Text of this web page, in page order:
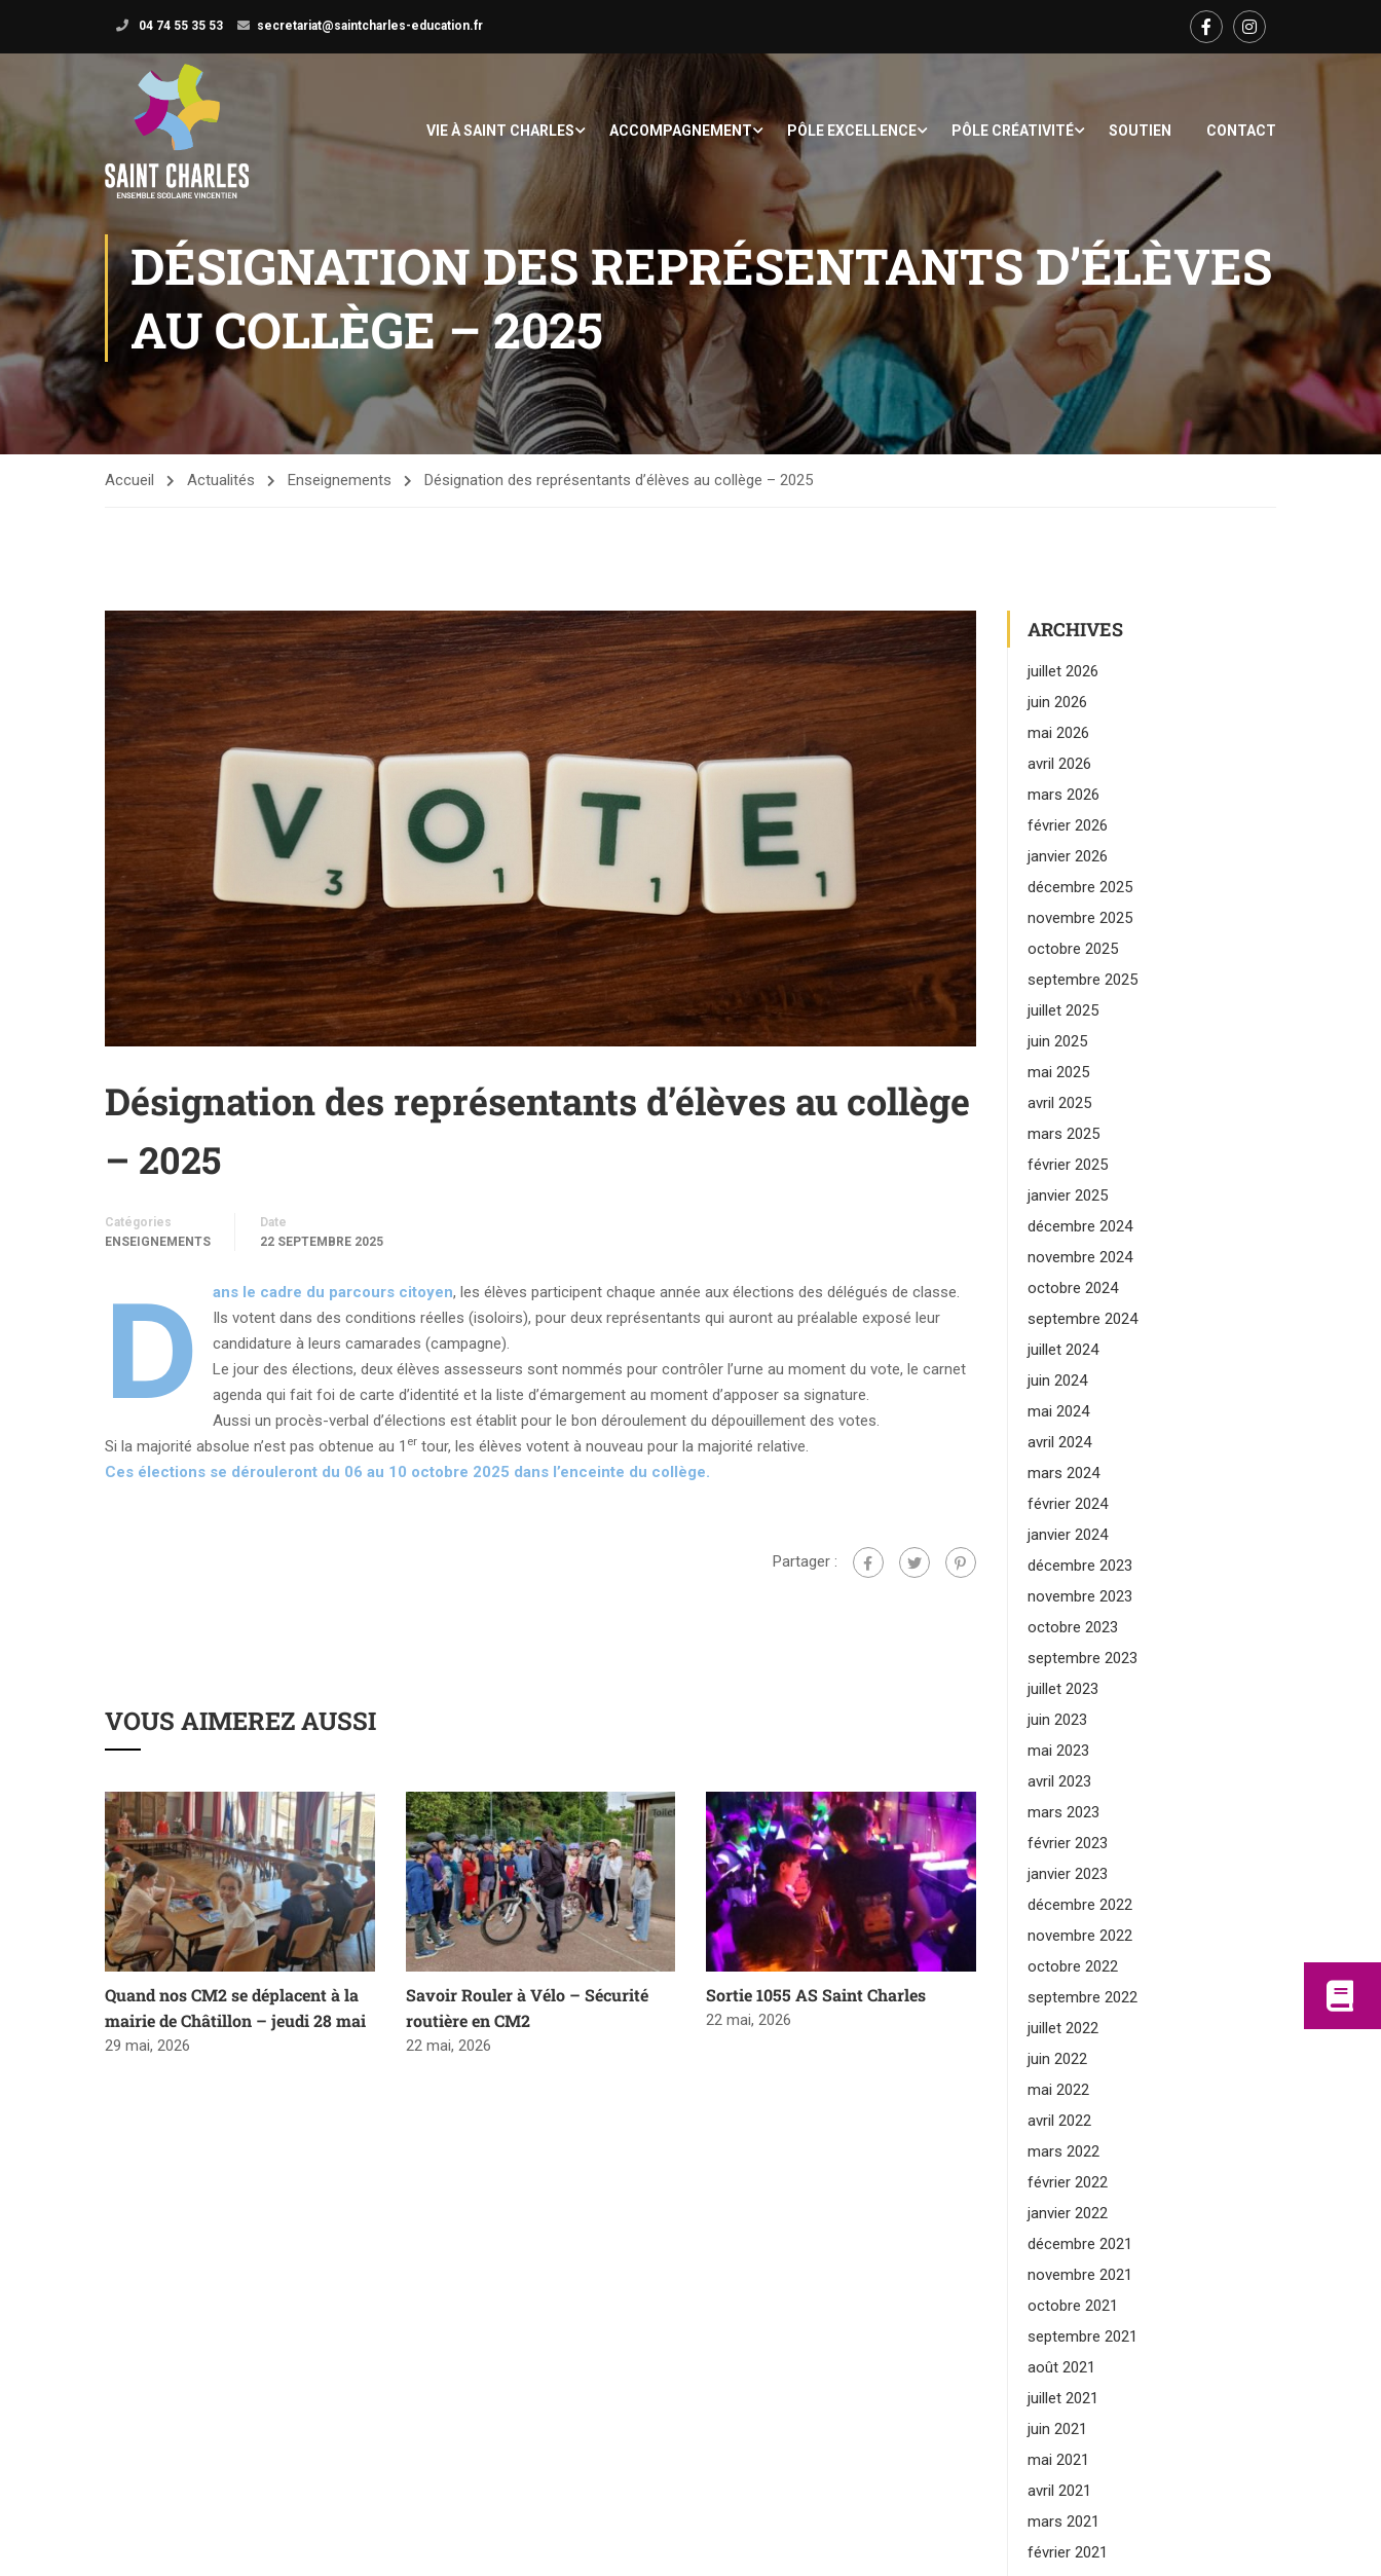
04 74 55 35 53 secretariat@saintcharles-education.fr
VIE À SAINT CHARLES ACCOMPAGNEMENT PÔLE EXCELLENCE PÔLE CRÉATIVITÉ SOUTIEN CONTACT
DÉSIGNATION DES REPRÉSENTANTS D’ÉLÈVES
AU COLLÈGE – 2025
Accueil Actualités Enseignements Désignation des représentants d’élèves au collège – 2025
Désignation des représentants d’élèves au collège
– 2025
Catégories
ENSEIGNEMENTS
Date
22 SEPTEMBRE 2025
D ans le cadre du parcours citoyen, les élèves participent chaque année aux élections des délégués de classe.
Ils votent dans des conditions réelles (isoloirs), pour deux représentants qui auront au préalable exposé leur
candidature à leurs camarades (campagne).
Le jour des élections, deux élèves assesseurs sont nommés pour contrôler l’urne au moment du vote, le carnet
agenda qui fait foi de carte d’identité et la liste d’émargement au moment d’apposer sa signature.
Aussi un procès-verbal d’élections est établit pour le bon déroulement du dépouillement des votes.
Si la majorité absolue n’est pas obtenue au 1 er tour, les élèves votent à nouveau pour la majorité relative.
Ces élections se dérouleront du 06 au 10 octobre 2025 dans l’enceinte du collège.
Partager :
VOUS AIMEREZ AUSSI
Quand nos CM2 se déplacent à la
mairie de Châtillon – jeudi 28 mai
29 mai, 2026
Savoir Rouler à Vélo – Sécurité
routière en CM2
22 mai, 2026
Sortie 1055 AS Saint Charles
22 mai, 2026
ARCHIVES
juillet 2026
juin 2026
mai 2026
avril 2026
mars 2026
février 2026
janvier 2026
décembre 2025
novembre 2025
octobre 2025
septembre 2025
juillet 2025
juin 2025
mai 2025
avril 2025
mars 2025
février 2025
janvier 2025
décembre 2024
novembre 2024
octobre 2024
septembre 2024
juillet 2024
juin 2024
mai 2024
avril 2024
mars 2024
février 2024
janvier 2024
décembre 2023
novembre 2023
octobre 2023
septembre 2023
juillet 2023
juin 2023
mai 2023
avril 2023
mars 2023
février 2023
janvier 2023
décembre 2022
novembre 2022
octobre 2022
septembre 2022
juillet 2022
juin 2022
mai 2022
avril 2022
mars 2022
février 2022
janvier 2022
décembre 2021
novembre 2021
octobre 2021
septembre 2021
août 2021
juillet 2021
juin 2021
mai 2021
avril 2021
mars 2021
février 2021